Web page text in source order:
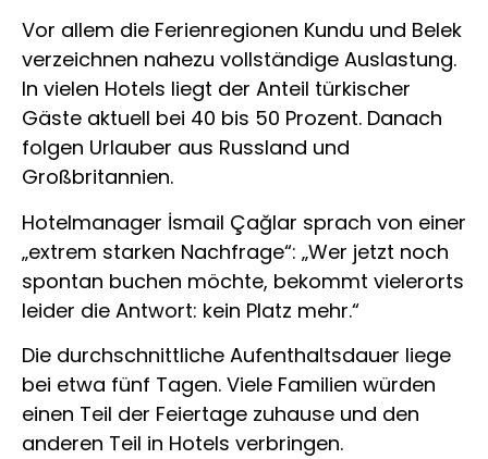
Vor allem die Ferienregionen Kundu und Belek
verzeichnen nahezu vollständige Auslastung.
In vielen Hotels liegt der Anteil türkischer
Gäste aktuell bei 40 bis 50 Prozent. Danach
folgen Urlauber aus Russland und
Großbritannien.
Hotelmanager İsmail Çağlar sprach von einer
„extrem starken Nachfrage“: „Wer jetzt noch
spontan buchen möchte, bekommt vielerorts
leider die Antwort: kein Platz mehr.“
Die durchschnittliche Aufenthaltsdauer liege
bei etwa fünf Tagen. Viele Familien würden
einen Teil der Feiertage zuhause und den
anderen Teil in Hotels verbringen.